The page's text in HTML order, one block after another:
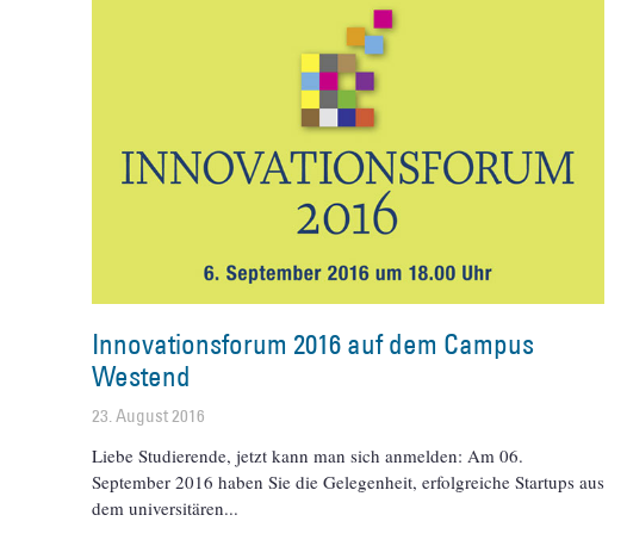
Innovationsforum 2016 auf dem Campus
Westend
23. August 2016
Liebe Studierende, jetzt kann man sich anmelden: Am 06.
September 2016 haben Sie die Gelegenheit, erfolgreiche Startups aus
dem universitären